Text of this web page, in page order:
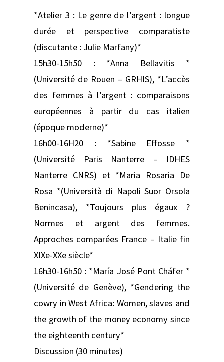
*Atelier 3 : Le genre de l’argent : longue
durée et perspective comparatiste
(discutante : Julie Marfany)*
15h30-15h50 : *Anna Bellavitis *
(Université de Rouen – GRHIS), *L’accès
des femmes à l’argent : comparaisons
européennes à partir du cas italien
(époque moderne)*
16h00-16H20 : *Sabine Effosse *
(Université Paris Nanterre – IDHES
Nanterre CNRS) et *Maria Rosaria De
Rosa *(Università di Napoli Suor Orsola
Benincasa), *Toujours plus égaux ?
Normes et argent des femmes.
Approches comparées France – Italie fin
XIXe-XXe siècle*
16h30-16h50 : *María José Pont Cháfer *
(Université de Genève), *Gendering the
cowry in West Africa: Women, slaves and
the growth of the money economy since
the eighteenth century*
Discussion (30 minutes)